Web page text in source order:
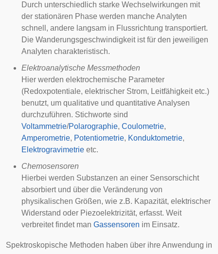
Durch unterschiedlich starke Wechselwirkungen mit
der stationären Phase werden manche Analyten
schnell, andere langsam in Flussrichtung transportiert.
Die Wanderungsgeschwindigkeit ist für den jeweiligen
Analyten charakteristisch.
Elektroanalytische Messmethoden
Hier werden elektrochemische Parameter
(Redoxpotentiale, elektrischer Strom, Leitfähigkeit etc.)
benutzt, um qualitative und quantitative Analysen
durchzuführen. Stichworte sind
Voltammetrie/Polarographie, Coulometrie,
Amperometrie, Potentiometrie, Konduktometrie,
Elektrogravimetrie etc.
Chemosensoren
Hierbei werden Substanzen an einer Sensorschicht
absorbiert und über die Veränderung von
physikalischen Größen, wie z.B. Kapazität, elektrischer
Widerstand oder Piezoelektrizität, erfasst. Weit
verbreitet findet man Gassensoren im Einsatz.
Spektroskopische Methoden haben über ihre Anwendung in